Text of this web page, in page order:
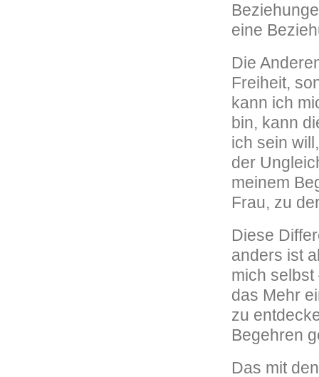
eine
Die
Freiheit,
kann ich
bin, kann
ich sein
der
meinem
Frau, zu
Diese
anders ist
mich
das Mehr
zu
Begehren
Das mit